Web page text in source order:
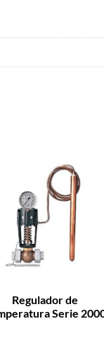
Regulador de
Serie